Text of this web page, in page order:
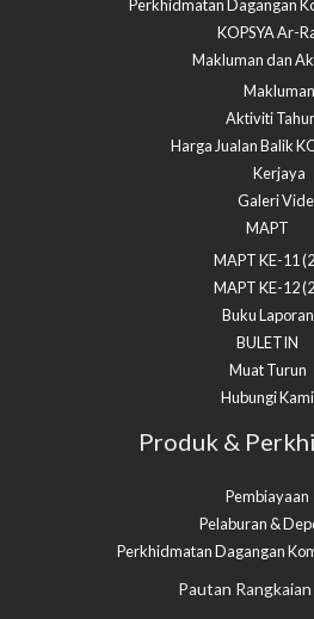
Perkhidmatan Dagangan
KOPSYA Ar-
Makluman dan
Makluman
Aktiviti
Harga Jualan Balik
Kerjaya
Galeri
MAPT
MAPT KE-11
MAPT KE-12
Buku Laporan
BULETIN
Muat Turun
Hubungi Kami
Produk &
Pembiayaan
Pelaburan &
Perkhidmatan Dagangan
Pautan Rangkaian